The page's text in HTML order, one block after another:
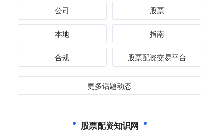
公司 股票
本地 指南
合规 股票配资交易平台
更多话题动态
股票配资知识网